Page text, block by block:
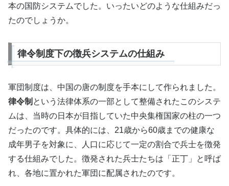
本の国防システムでした。いったいどのような仕組みだっ
たのでしょうか。
律令制度下の徴兵システムの仕組み
軍団制度は、中国の唐の制度を手本にして作られました。
律令制 という法律体系の一部として整備されたこのシステ
ムは、当時の日本が目指していた中央集権国家の柱の一つ
だったのです。具体的には、21歳から60歳までの健康な
成年男子を対象に、人口に応じて一定の割合で兵士を徴発
する仕組みでした。徴発された兵士たちは「正丁」と呼ば
れ、各地に置かれた軍団に配属されたのです。